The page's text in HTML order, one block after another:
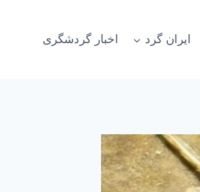
ایران گرد اخبار گردشگری